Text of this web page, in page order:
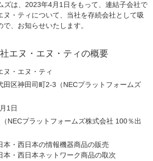
ズは、2023年4月1日をもって、連結子会社で
ヌ・ティについて、当社を存続会社として吸
、お知らせいたします。
エヌ・エヌ・ティの概要
ヌ・エヌ・ティ
田区神田司町2-3（NECプラットフォームズ
1日
（NECプラットフォームズ株式会社 100％出
本・西日本の情報機器商品の販売
・西日本ネットワーク商品の取次